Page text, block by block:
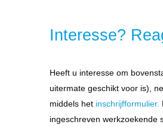
Interesse?
Heeft u interesse om
uitermate geschikt voor is),
middels het inschrijfformulier.
ingeschreven werkzoekende